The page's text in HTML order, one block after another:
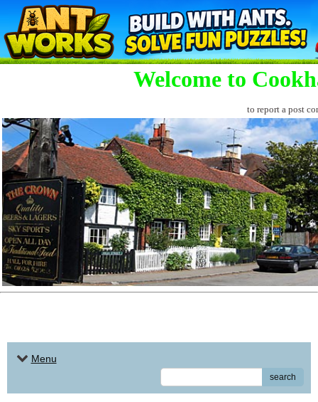
Welcome to
to report a post
Menu
search